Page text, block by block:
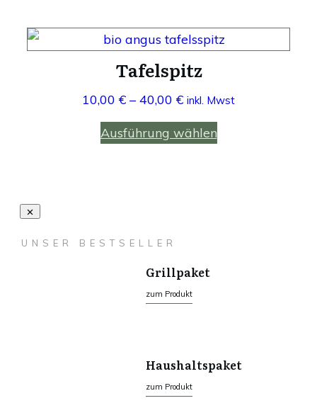
Tafelspitz
10,00 € –40,00 €Preisspanne:
10,00 €
bis
inkl. Mwst
Ausführung wählen
Dieses
Produkt
weist
mehrere
Varianten
auf.
auf
Produktseite
gewählt
UNSER BESTSELLER
Grillpaket
zum Produkt
Haushaltspaket
zum Produkt